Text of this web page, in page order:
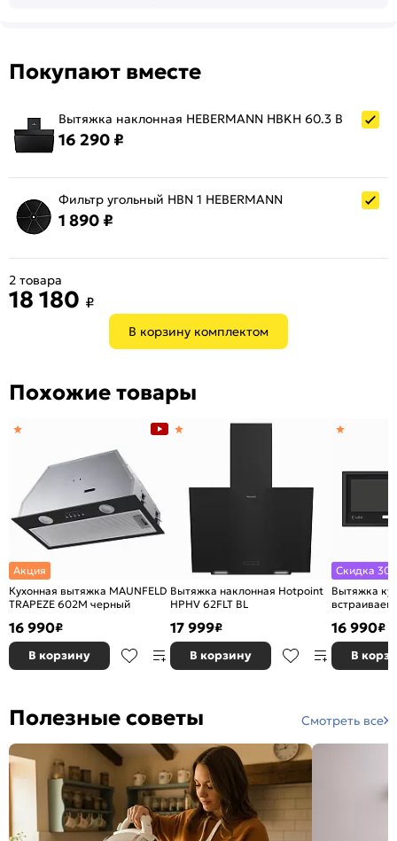
Покупают вместе
Вытяжка наклонная HEBERMANN HBKH 60.3 B
16 290 ₽
Фильтр угольный HBN 1 HEBERMANN
1 890 ₽
В корзину комплектом
2 товара
18 180 ₽
Похожие товары
Акция
Кухонная вытяжка MAUNFELD
TRAPEZE 602M черный
16 990₽
В корзину
Вытяжка наклонная Hotpoint
HPHV 62FLT BL
17 999₽
В корзину
Скидка
Вытяжка
16 990₽
В
Полезные советы Смотреть все